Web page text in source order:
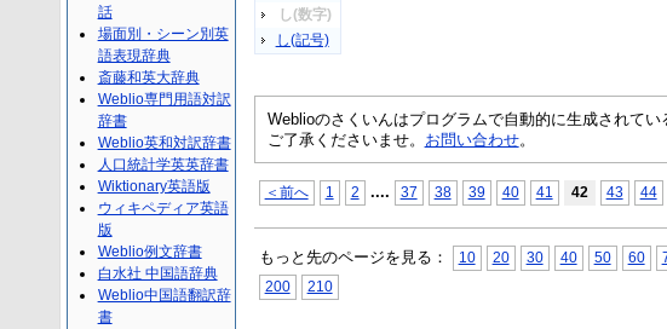
し(数字)
し(記号)
Weblioのさくいんはプログラムで自動的に生成されて
ご了承くださいませ。 お問い合わせ。
＜前へ 1 2 .... 37 38 39 40 41 42 43 44
もっと先のページを見る： 10 20 30 40 50 60
200
210
話
場面別・シーン別英
語表現辞典
斎藤和英大辞典
Weblio専門用語対訳
辞書
Weblio英和対訳辞書
人口統計学英英辞書
Wiktionary英語版
ウィキペディア英語
版
Weblio例文辞書
白水社 中国語辞典
Weblio中国語翻訳辞
書